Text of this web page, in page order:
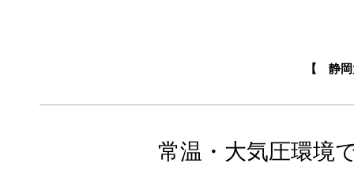
【 静
常温・大気圧環境